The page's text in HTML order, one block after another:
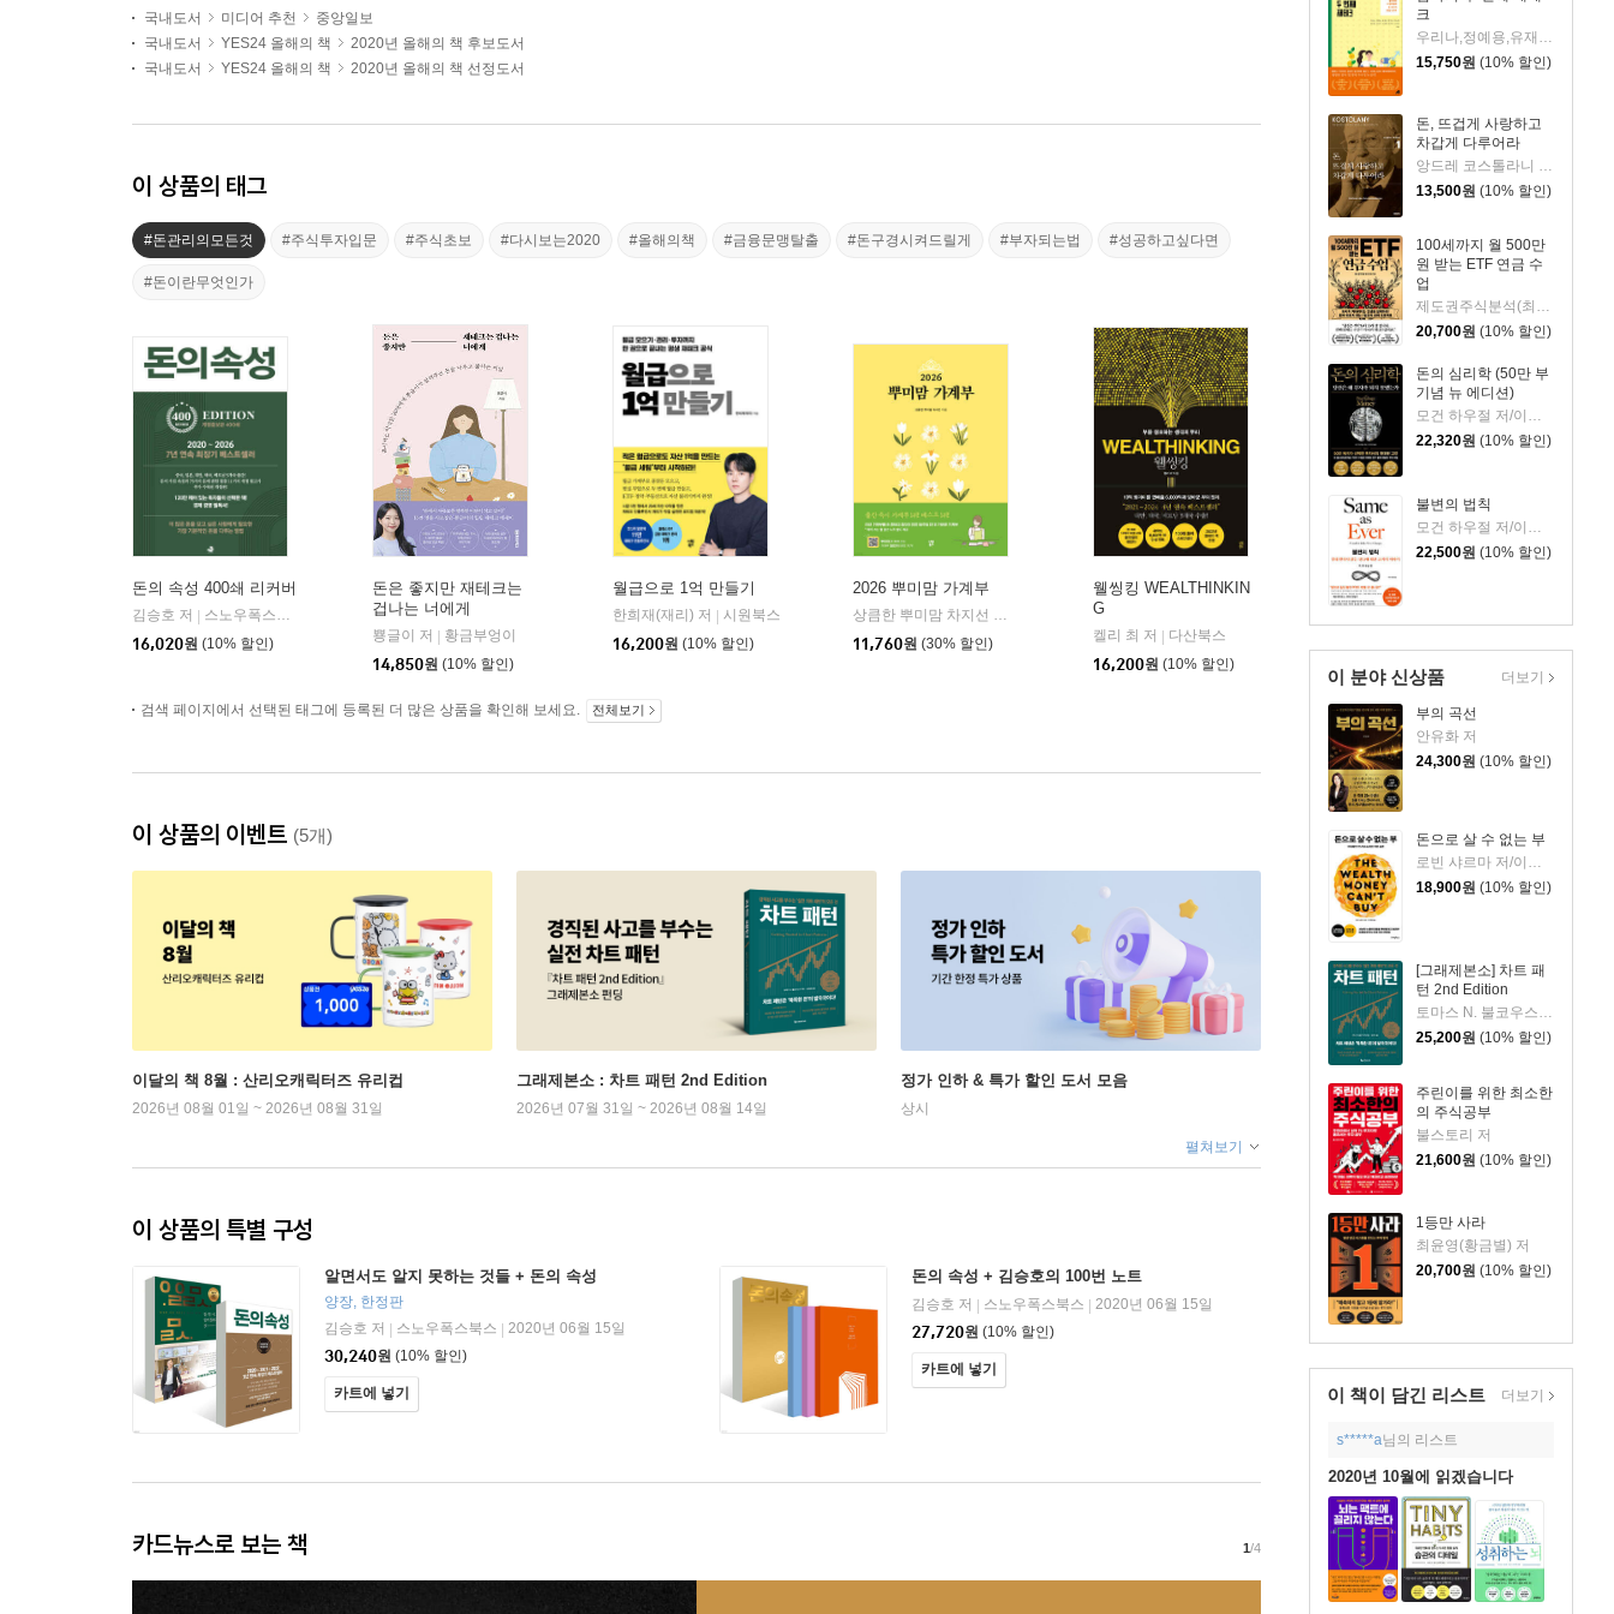
크
우리나,정예용,유재숙,양지인,손효영,최미영,조민주,이진현,차미숙,서미숙 저
15,750원 (10% 할인)
돈, 뜨겁게 사랑하고
차갑게 다루어라
앙드레 코스톨라니 저/한윤진 역
13,500원 (10% 할인)
100세까지 월 500만
원 받는 ETF 연금 수
업
제도권주식분석(최기원) 저
20,700원 (10% 할인)
돈의 심리학 (50만 부
기념 뉴 에디션)
22,320원 (10% 할인)
불변의 법칙
모건 하우절 저/이수경 역
22,500원 (10% 할인)
이 분야 신상품
부의 곡선
안유화 저
24,300원 (10% 할인)
돈으로 살 수 없는 부
18,900원 (10% 할인)
[그래제본소] 차트 패
턴 2nd Edition
토마스 N. 불코우스키 저/송미리 역
25,200원 (10% 할인)
주린이를 위한 최소한
의 주식공부
불스토리 저
21,600원 (10% 할인)
1등만 사라
최윤영(황금별) 저
20,700원 (10% 할인)
더보기
이 책이 담긴 리스트 더보기
s*****a님의 리스트
2020년 10월에 읽겠습니다
국내도서 미디어 추천
중앙일보
국내도서
YES24 올해의 책
2020년 올해의 책 후보도서
국내도서
YES24 올해의 책 2020년 올해의 책 선정도서
이 상품의 태그
#돈관리의모든것 #주식투자입문 #주식초보 #다시보는2020 #올해의책 #금융문맹탈출 #돈구경시켜드릴게 #부자되는법 #성공하고싶다면
#돈이란무엇인가
돈의 속성 400쇄 리커버
김승호 저
스노우폭스북스
16,020원 (10% 할인)
돈은 좋지만 재테크는
겁나는 너에게
뿅글이 저
황금부엉이
14,850원 (10% 할인)
월급으로 1억 만들기
한희재(재리) 저
시원북스
16,200원 (10% 할인)
2026 뿌미맘 가계부
상큼한 뿌미맘 차지선 저
11,760원 (30% 할인)
웰씽킹 WEALTHINKIN
G
켈리 최 저
다산북스
16,200원 (10% 할인)
검색 페이지에서 선택된 태그에 등록된 더 많은 상품을 확인해 보세요. 전체보기
이 상품의 이벤트 (5개)
이달의 책 8월 : 산리오캐릭터즈 유리컵
2026년 08월 01일 ~ 2026년 08월 31일
그래제본소 : 차트 패턴 2nd Edition
2026년 07월 31일 ~ 2026년 08월 14일
정가 인하 & 특가 할인 도서 모음
상시
펼쳐보기
이 상품의 특별 구성
알면서도 알지 못하는 것들 + 돈의 속성
양장, 한정판
김승호 저
스노우폭스북스
2020년 06월 15일
30,240원 (10% 할인)
카트에 넣기
돈의 속성 + 김승호의 100번 노트
김승호 저 스노우폭스북스
2020년 06월 15일
27,720원 (10% 할인)
카트에 넣기
카드뉴스로 보는 책 1/4